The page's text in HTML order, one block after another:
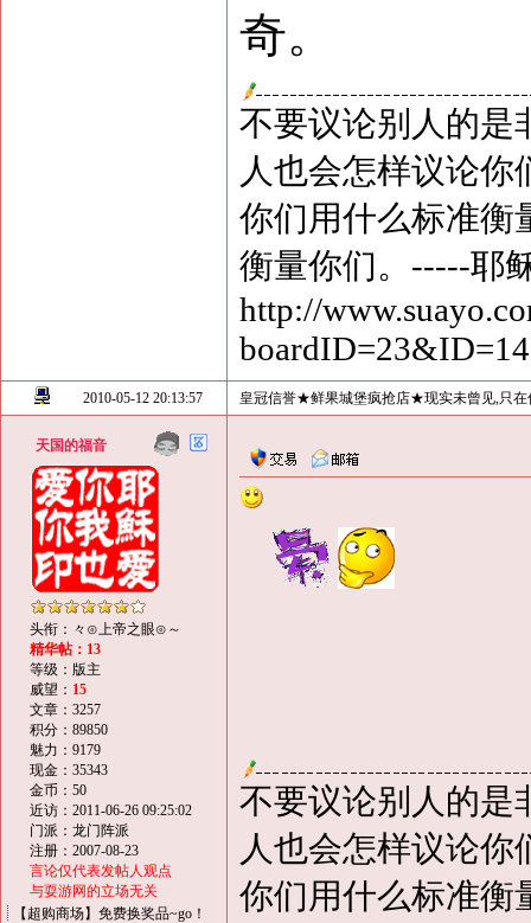
奇。
不要议论别人的是
人也会怎样议论你
你们用什么标准衡
衡量你们。-----耶
http://
2010-05-12 20:13:57 皇冠信誉★鲜果城堡疯抢店★现实未曾见,只在
天国的福音
头衔：々⊙上帝之眼⊙～
精华帖：13
等级：版主
威望： 15
文章：3257
积分：89850
魅力：9179
现金：35343
金币：50
近访：2011-06-26 09:25:02
门派：龙门阵派
注册：2007-08-23
言论仅代表发帖人观点
与耍游网的立场无关
【超购商场】免费换奖品~go！
不要议论别人的是
人也会怎样议论你
你们用什么标准衡